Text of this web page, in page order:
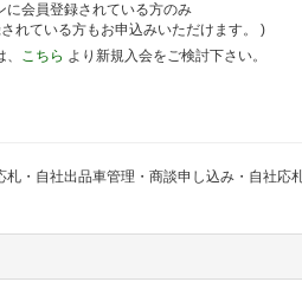
に会員登録されている方のみ
れている方もお申込みいただけます。 )
こちら より新規入会をご検討下さい。
・自社出品車管理・商談申し込み・自社応